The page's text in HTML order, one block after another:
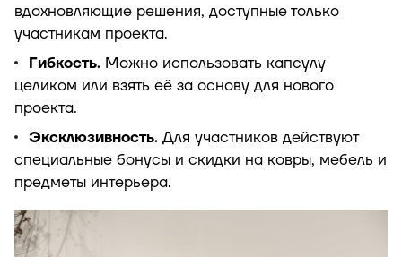
вдохновляющие решения, доступные только
участникам проекта.
Гибкость. Можно использовать капсулу
целиком или взять её за основу для нового
проекта.
Эксклюзивность. Для участников действуют
специальные бонусы и скидки на ковры, мебель и
предметы интерьера.